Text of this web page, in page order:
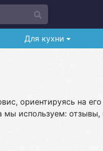
Для кухни
ориентируясь на
используем: отзывы,